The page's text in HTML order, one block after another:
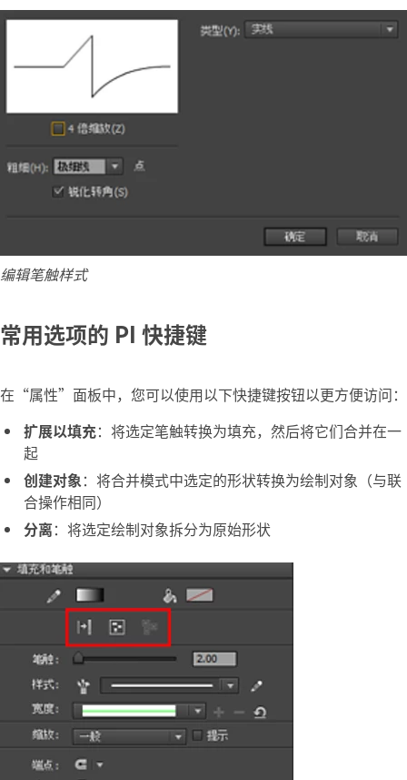
编辑笔触样式
常用选项的 PI 快捷键
在“属性”面板中，您可以使用以下快捷键按钮以更方便访问：
扩展以填充：将选定笔触转换为填充，然后将它们合并在一
起
创建对象：将合并模式中选定的形状转换为绘制对象（与联
合操作相同）
分离：将选定绘制对象拆分为原始形状